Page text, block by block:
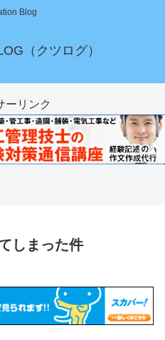
Blog
（クツログ）
ーリンク
しまった件